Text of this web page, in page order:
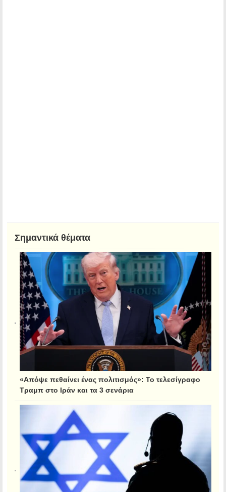
Σημαντικά θέματα
«Απόψε πεθαίνει ένας πολιτισμός»: Το τελεσίγραφο
Τραμπ στο Ιράν και τα 3 σενάρια